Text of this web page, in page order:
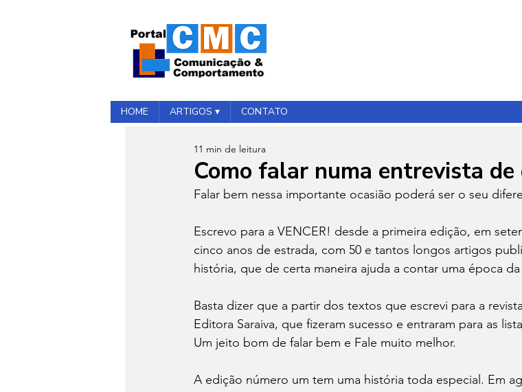
HOME ARTIGOS ▾ CONTATO
Como falar numa entrevista de
11 min de leitura
Falar bem nessa importante ocasião poderá ser o seu
Escrevo para a VENCER! desde a primeira edição, em
cinco anos de estrada, com 50 e tantos longos artigos
história, que de certa maneira ajuda a contar uma época
Basta dizer que a partir dos textos que escrevi para a
Editora Saraiva, que fizeram sucesso e entraram para as
Um jeito bom de falar bem e Fale muito melhor.
A edição número um tem uma história toda especial. Em